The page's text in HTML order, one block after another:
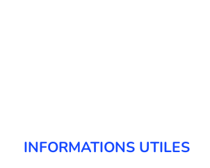
INFORMATIONS UTILES